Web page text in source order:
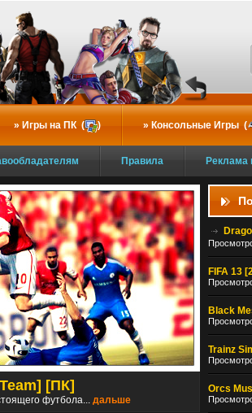
Игры на ПК ( ) Консольные Игры (
Правила Реклама
[ПК]
футбола... дальше
FIFA 13
Black
Trainz
Orcs